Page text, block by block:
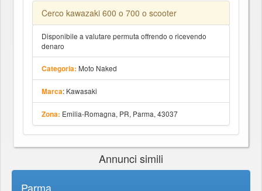
Cerco kawazaki 600 o 700 o scooter
Disponibile a valutare permuta offrendo o ricevendo
denaro
Categoria: Moto Naked
Marca: Kawasaki
Zona: Emilia-Romagna, PR, Parma, 43037
Annunci simili
Parma